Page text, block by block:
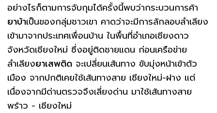
อย่างไรก็ตามการจับกุมได้ครั้งนี้พบว่ากระบวนการค้า
ยาบ้าเป็นของกลุ่มชาวเขา คาดว่าจะมีการลักลอบลำเลียง
เข้ามาจากประเทศเพื่อนบ้าน ในพื้นที่อำเภอเชียงดาว
จังหวัดเชียงใหม่ ซึ่งอยู่ติดชายแดน ก่อนเครือข่าย
ลำเลียงยาเสพติด จะเปลี่ยนเส้นทาง ขับมุ่งหน้าเข้าตัว
เมือง จากปกติเคยใช้เส้นทางสาย เชียงใหม่-ฝาง แต่
เนื่องจากมีด่านตรวจจึงเลี่ยงด่าน มาใช้เส้นทางสาย
พร้าว - เชียงใหม่